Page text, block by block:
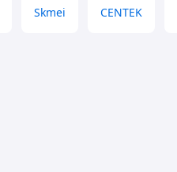
Skmei CENTEK